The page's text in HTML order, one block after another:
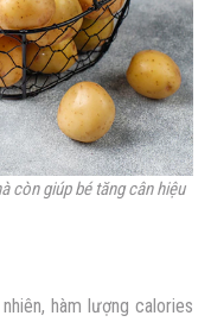
còn giúp bé tăng cân hiệu
hàm lượng calories